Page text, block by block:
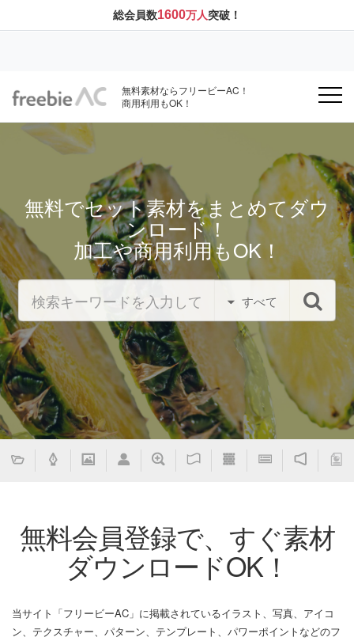
総会員数1600万人突破！
無料素材ならフリービーAC！
商用利用もOK！
無料でセット素材をまとめてダウ
ンロード！
加工や商用利用もOK！
すべて
無料会員登録で、すぐ素材
ダウンロードOK！
当サイト「フリービーAC」に掲載されているイラスト、写真、アイコ
ン、テクスチャー、パターン、テンプレート、パワーポイントなどのフ